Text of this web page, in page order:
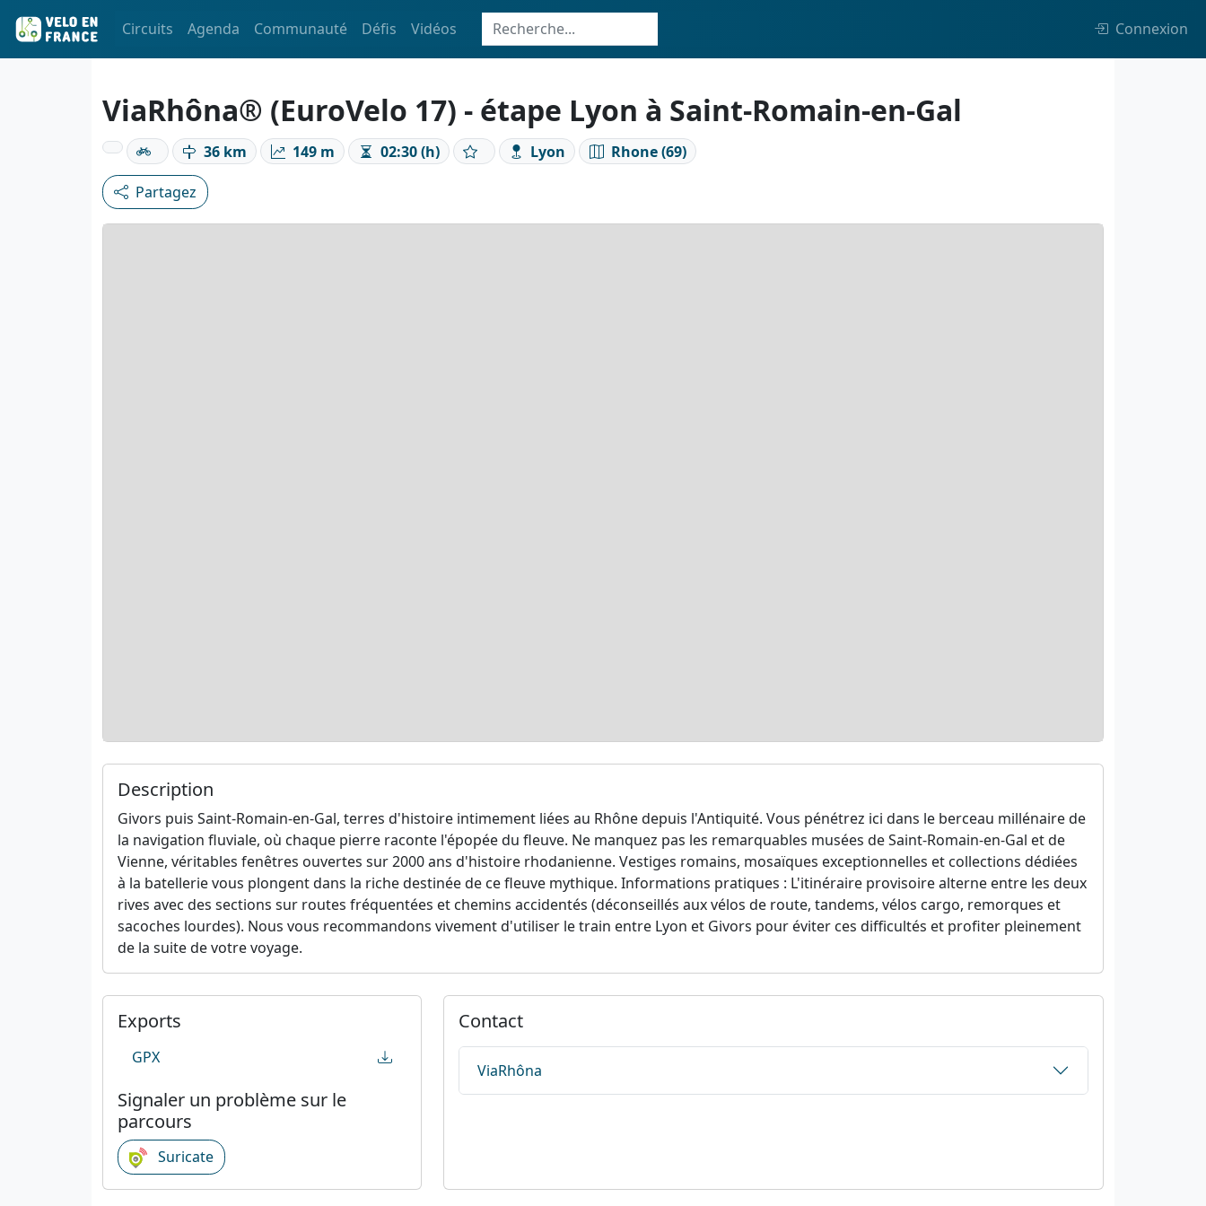
Circuits Agenda Communauté Défis Vidéos Connexion
ViaRhôna® (EuroVelo 17) - étape Lyon à Saint-Romain-en-Gal
36 km 149 m 02:30 (h) Lyon Rhone (69)
Partagez
Description
Givors puis Saint-Romain-en-Gal, terres d'histoire intimement liées au Rhône depuis l'Antiquité. Vous pénétrez ici dans le berceau millénaire de
la navigation fluviale, où chaque pierre raconte l'épopée du fleuve. Ne manquez pas les remarquables musées de Saint-Romain-en-Gal et de
Vienne, véritables fenêtres ouvertes sur 2000 ans d'histoire rhodanienne. Vestiges romains, mosaïques exceptionnelles et collections dédiées
à la batellerie vous plongent dans la riche destinée de ce fleuve mythique. Informations pratiques : L'itinéraire provisoire alterne entre les deux
rives avec des sections sur routes fréquentées et chemins accidentés (déconseillés aux vélos de route, tandems, vélos cargo, remorques et
sacoches lourdes). Nous vous recommandons vivement d'utiliser le train entre Lyon et Givors pour éviter ces difficultés et profiter pleinement
de la suite de votre voyage.
Exports
GPX
Signaler un problème sur le
parcours
Suricate
Contact
ViaRhôna